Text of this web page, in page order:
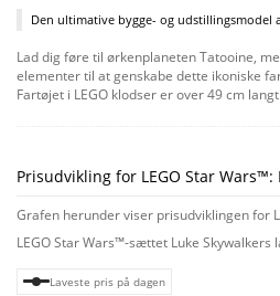
Den ultimative bygge- og udstillingsmodel
Lad dig føre til ørkenplaneten Tatooine,
elementer til at genskabe dette ikoniske
Fartøjet i LEGO klodser er over 49 cm
Dette LEGO Star Wars samlersæt til
Prisudvikling for LEGO Star
Grafen herunder viser prisudviklingen for
LEGO Star Wars™-sættet Luke
Laveste pris på dagen